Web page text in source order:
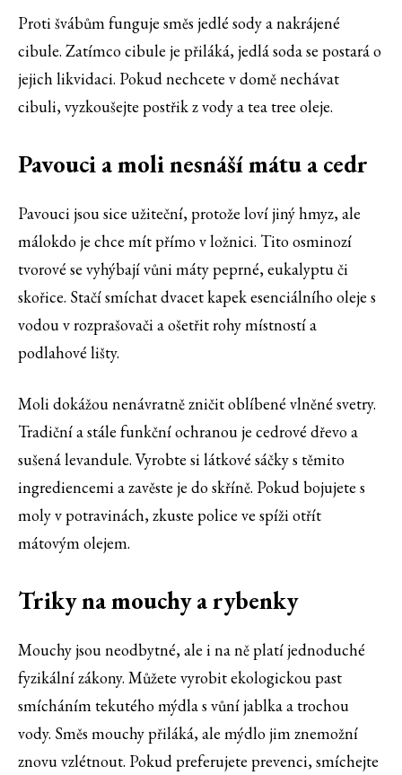
Proti švábům funguje směs jedlé sody a nakrájené
cibule. Zatímco cibule je přiláká, jedlá soda se postará o
jejich likvidaci. Pokud nechcete v domě nechávat
cibuli, vyzkoušejte postřik z vody a tea tree oleje.
Pavouci a moli nesnáší mátu a cedr
Pavouci jsou sice užiteční, protože loví jiný hmyz, ale
málokdo je chce mít přímo v ložnici. Tito osminozí
tvorové se vyhýbají vůni máty peprné, eukalyptu či
skořice. Stačí smíchat dvacet kapek esenciálního oleje s
vodou v rozprašovači a ošetřit rohy místností a
podlahové lišty.
Moli dokážou nenávratně zničit oblíbené vlněné svetry.
Tradiční a stále funkční ochranou je cedrové dřevo a
sušená levandule. Vyrobte si látkové sáčky s těmito
ingrediencemi a zavěste je do skříně. Pokud bojujete s
moly v potravinách, zkuste police ve spíži otřít
mátovým olejem.
Triky na mouchy a rybenky
Mouchy jsou neodbytné, ale i na ně platí jednoduché
fyzikální zákony. Můžete vyrobit ekologickou past
smícháním tekutého mýdla s vůní jablka a trochou
vody. Směs mouchy přiláká, ale mýdlo jim znemožní
znovu vzlétnout. Pokud preferujete prevenci, smíchejte